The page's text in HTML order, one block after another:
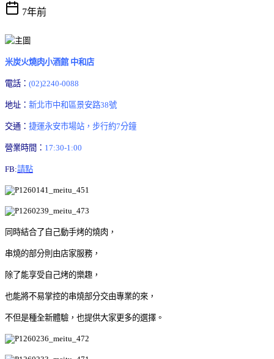
7年前
米炭火燒肉小酒館 中和店
電話： (02)2240-0088
地址： 新北市中和區景安路38號
交通： 捷運永安市場站，步行約7分鐘
營業時間： 17:30-1:00
FB:請點
同時結合了自己動手烤的燒肉，
串燒的部分則由店家服務，
除了能享受自己烤的樂趣，
也能將不易掌控的串燒部分交由專業的來，
不但是種全新體驗，也提供大家更多的選擇。